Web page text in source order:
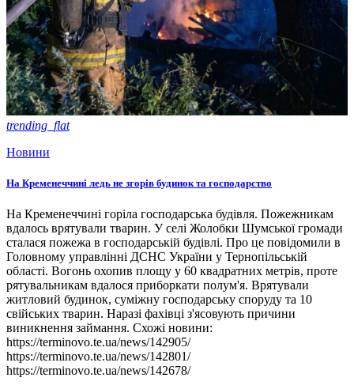
trending_flat
Новини
На Кременеччині ледь не згорів будинок та господарство
На Кременеччині горіла господарська будівля. Пожежникам
вдалось врятували тварин. У селі Жолобки Шумської громади
сталася пожежа в господарській будівлі. Про це повідомили в
Головному управлінні ДСНС України у Тернопільській
області. Вогонь охопив площу у 60 квадратних метрів, проте
рятувальникам вдалося приборкати полум'я. Врятували
житловий будинок, суміжну господарську споруду та 10
свійських тварин. Наразі фахівці з'ясовують причини
виникнення займання. Схожі новини:
https://terminovo.te.ua/news/142905/
https://terminovo.te.ua/news/142801/
https://terminovo.te.ua/news/142678/